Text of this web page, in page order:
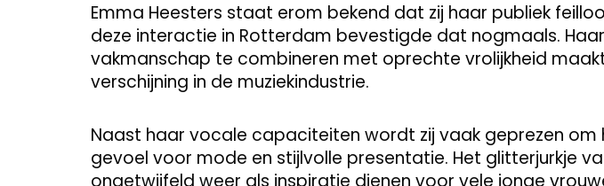
Emma Heesters staat erom bekend dat zij haar publiek
deze interactie in Rotterdam bevestigde dat nogmaals.
vakmanschap te combineren met oprechte vrolijkheid
verschijning in de muziekindustrie.
Naast haar vocale capaciteiten wordt zij vaak geprezen om
gevoel voor mode en stijlvolle presentatie. Het glitterjurkje
ongetwijfeld weer als inspiratie dienen voor vele jonge